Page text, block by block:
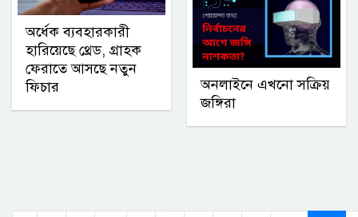
অর্ধেক ব্যবহারকারী
হারিয়েছে থ্রেড, গ্রাহক
ফেরাতে আসছে নতুন
ফিচার
অনলাইনে এখনো সক্রিয়
জঙ্গিরা